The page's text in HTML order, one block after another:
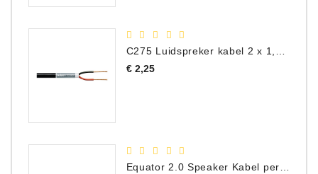
€ 2,25Prijs
Equator 2.0 Speaker Kabel per meter